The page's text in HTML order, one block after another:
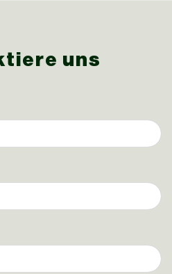
uns